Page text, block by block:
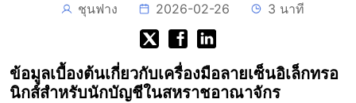
ชุนฟาง 2026-02-26 3 นาที
ข้อมูลเบื้องต้นเกี่ยวกับเครื่องมือลายเซ็นอิเล็กทรอ
นิกส์สำหรับนักบัญชีในสหราชอาณาจักร